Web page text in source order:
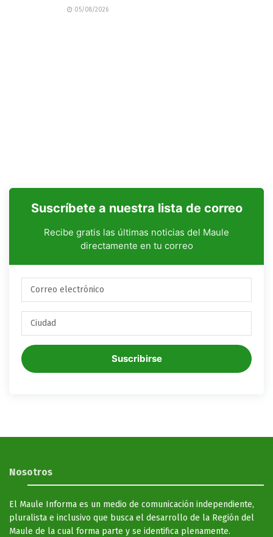
05/08/2026
Suscríbete a nuestra lista de correo
Recibe gratis las últimas noticias del Maule
directamente en tu correo
Suscribirse
Nosotros
El Maule Informa es un medio de comunicación independiente,
pluralista e inclusivo que busca el desarrollo de la Región del
Maule de la cual forma parte y se identifica plenamente.